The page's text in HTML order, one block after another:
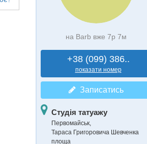
на Barb вже 7р 7м
+38 (099) 386..
показати номер
Записатись
Студія татуажу
Первомайськ,
Тараса Григоровича Шевченка
площа